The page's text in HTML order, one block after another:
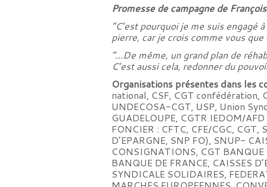
Promesse de campagne de
“C’est pourquoi je me suis
pierre, car je crois comme vous
“…De même, un grand plan de
C’est aussi cela, redonner du
Organisations présentes dans les
national, CSF, CGT confédération,
UNDECOSA-CGT, USP, Union
GUADELOUPE, CGTR IEDOM/
FONCIER : CFTC, CFE/CGC,
D’EPARGNE, SNP FO), SNUP-
CONSIGNATIONS, CGT BANQUE
BANQUE DE FRANCE, CAISSES
SYNDICALE SOLIDAIRES,